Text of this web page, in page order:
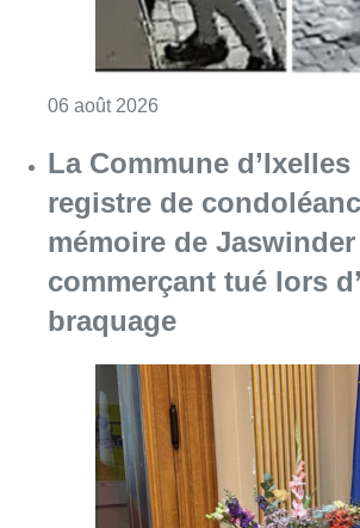
06 août 2026
La Commune
registre de
mémoire de
commerçant tué lors
braquage